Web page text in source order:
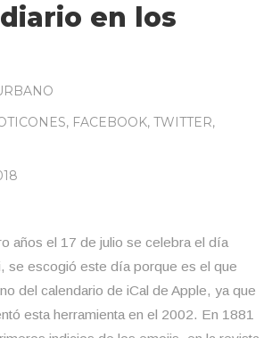
en los
, FACEBOOK, TWITTER,
años el 17 de julio se celebra el día
se escogió este día porque es el que
del calendario de iCal de Apple, ya que
esta herramienta en el 2002. En 1881